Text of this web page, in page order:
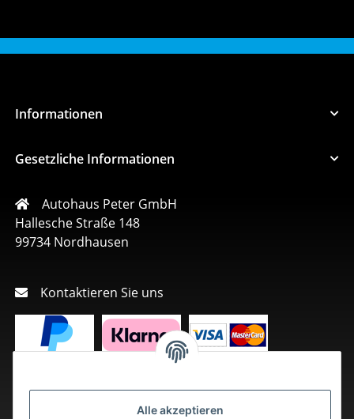
Alle akzeptieren
Informationen
Gesetzliche Informationen
Autohaus Peter GmbH
Hallesche Straße 148
99734 Nordhausen
Kontaktieren Sie uns